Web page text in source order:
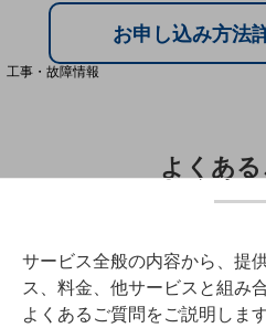
NTTドコモ
工事・故障情報
NTTドコモ 通信障害情報
お申し込み方法
よくあ
サービス全般の内容から、提
ス、料金、他サービスと組み
よくあるご質問をご説明します